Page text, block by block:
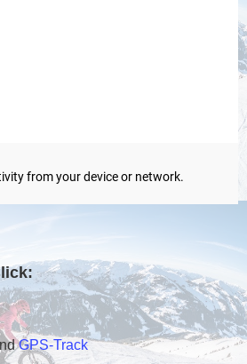
GPS-Track